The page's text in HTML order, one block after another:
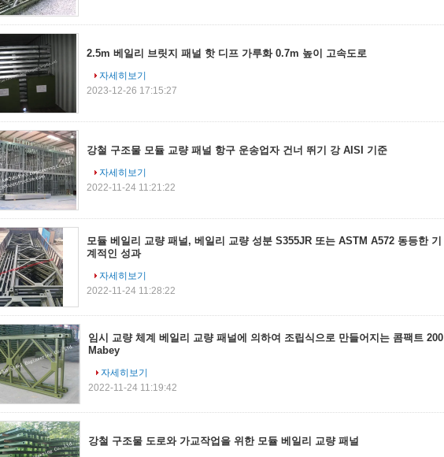
2.5m 베일리 브릿지 패널 핫 디프 가루화 0.7m 높이 고속도로
자세히보기
2023-12-26 17:15:27
강철 구조물 모듈 교량 패널 항구 운송업자 건너 뛰기 강 AISI 기준
자세히보기
2022-11-24 11:21:22
모듈 베일리 교량 패널, 베일리 교량 성분 S355JR 또는 ASTM A572 동등한 기
계적인 성과
자세히보기
2022-11-24 11:28:22
임시 교량 체계 베일리 교량 패널에 의하여 조립식으로 만들어지는 콤팩트 200
Mabey
자세히보기
2022-11-24 11:19:42
강철 구조물 도로와 가교작업을 위한 모듈 베일리 교량 패널